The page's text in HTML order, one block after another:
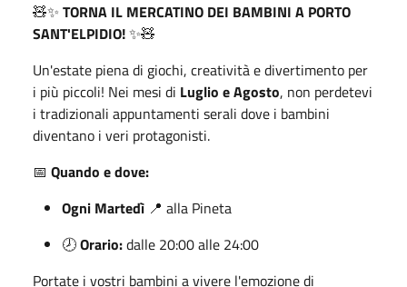
🧸✨ TORNA IL MERCATINO DEI BAMBINI A PORTO
SANT'ELPIDIO!✨🧸
Un'estate piena di giochi, creatività e divertimento per
i più piccoli! Nei mesi di Luglio e Agosto, non perdetevi
i tradizionali appuntamenti serali dove i bambini
diventano i veri protagonisti.
📅 Quando e dove:
Ogni Martedì 📍 alla Pineta
🕗Orario:dalle 20:00 alle 24:00
Portate i vostri bambini a vivere l'emozione di